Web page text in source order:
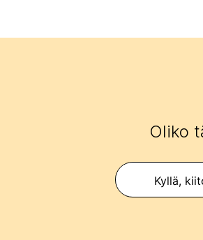
Oliko
Kyllä,